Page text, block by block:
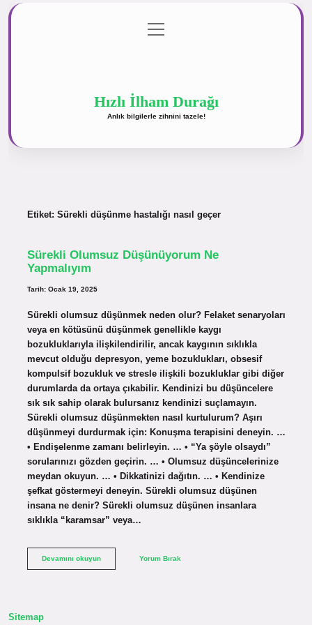
Gizlilik Politikası
menüyü
aç
Hızlı İlham Durağı
Anlık bilgilerle zihnini tazele!
Etiket: Sürekli düşünme hastalığı nasıl geçer
Sürekli Olumsuz Düşünüyorum Ne
Yapmalıyım
Tarih: Ocak 19, 2025
Sürekli olumsuz düşünmek neden olur? Felaket senaryoları
veya en kötüsünü düşünmek genellikle kaygı
bozukluklarıyla ilişkilendirilir, ancak kaygının sıklıkla
mevcut olduğu depresyon, yeme bozuklukları, obsesif
kompulsif bozukluk ve stresle ilişkili bozukluklar gibi diğer
durumlarda da ortaya çıkabilir. Kendinizi bu düşüncelere
sık sık sahip olarak bulursanız kendinizi suçlamayın.
Sürekli olumsuz düşünmekten nasıl kurtulurum? Aşırı
düşünmeyi durdurmak için: Konuşma terapisini deneyin. …
• Endişelenme zamanı belirleyin. … • “Ya şöyle olsaydı”
sorularınızı gözden geçirin. … • Olumsuz düşüncelerinize
meydan okuyun. … • Dikkatinizi dağıtın. … • Kendinize
şefkat göstermeyi deneyin. Sürekli olumsuz düşünen
insana ne denir? Sürekli olumsuz düşünen insanlara
sıklıkla “karamsar” veya…
Devamını okuyunSürekli
Yorum Bırak
Sitemap